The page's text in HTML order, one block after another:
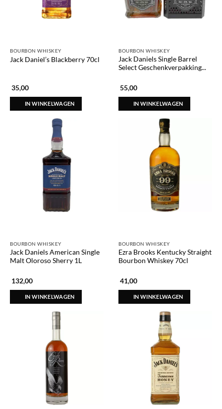
BOURBON WHISKEY
Jack Daniel’s Blackberry 70cl
35,00
IN WINKELWAGEN
BOURBON WHISKEY
Jack Daniels Single Barrel
Select Geschenkverpakking...
55,00
IN WINKELWAGEN
BOURBON WHISKEY
Jack Daniels American Single
Malt Oloroso Sherry 1L
132,00
IN WINKELWAGEN
BOURBON WHISKEY
Ezra Brooks Kentucky Straight
Bourbon Whiskey 70cl
41,00
IN WINKELWAGEN